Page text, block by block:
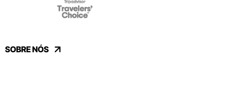
SOBRE NÓS